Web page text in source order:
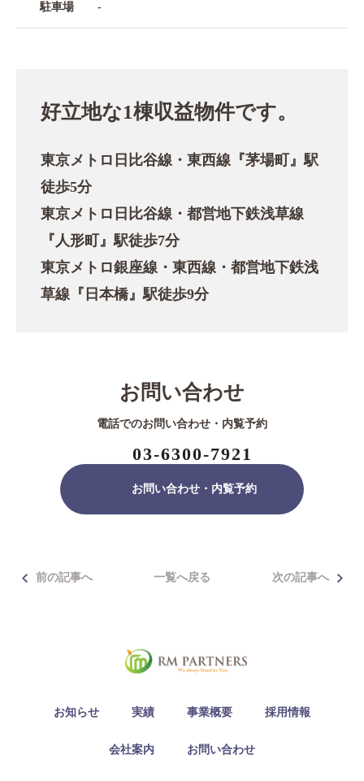
駐車場 -
好立地な1棟収益物件です。
東京メトロ日比谷線・東西線『茅場町』駅
徒歩5分
東京メトロ日比谷線・都営地下鉄浅草線
『人形町』駅徒歩7分
東京メトロ銀座線・東西線・都営地下鉄浅
草線『日本橋』駅徒歩9分
お問い合わせ
電話でのお問い合わせ・内覧予約
03-6300-7921
お問い合わせ・内覧予約
前の記事へ 一覧へ戻る 次の記事へ
お知らせ 実績 事業概要 採用情報
会社案内 お問い合わせ